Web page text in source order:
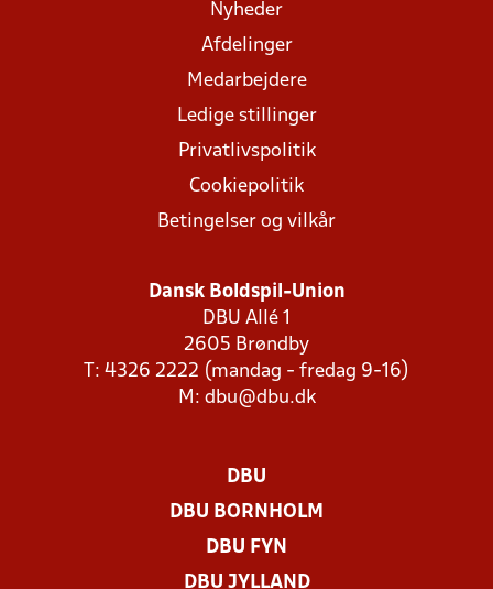
Nyheder
Afdelinger
Medarbejdere
Ledige stillinger
Privatlivspolitik
Cookiepolitik
Betingelser og vilkår
Dansk Boldspil-Union
DBU Allé 1
2605 Brøndby
T: 4326 2222 (mandag - fredag 9-16)
M: dbu@dbu.dk
DBU
DBU BORNHOLM
DBU FYN
DBU JYLLAND